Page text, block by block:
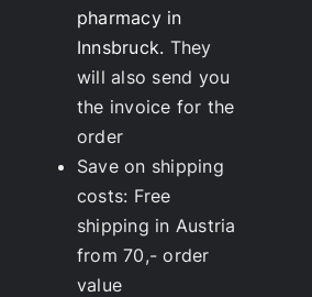
pharmacy in
Innsbruck. They
will also send you
the invoice for the
order
Save on shipping
costs: Free
shipping in Austria
from 70,- order
value